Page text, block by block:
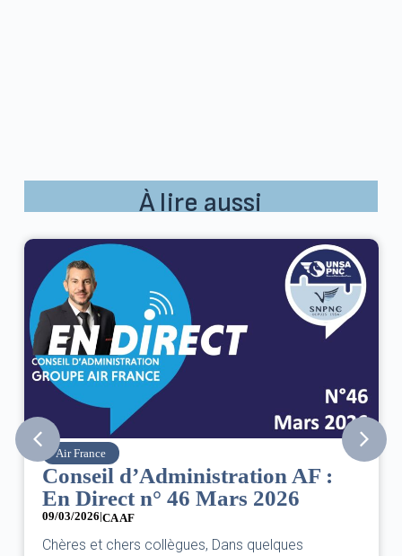
À lire aussi
Air France
Conseil d’Administration AF :
En Direct n° 46 Mars 2026
09/03/2026|CA AF
Chères et chers collègues, Dans quelques